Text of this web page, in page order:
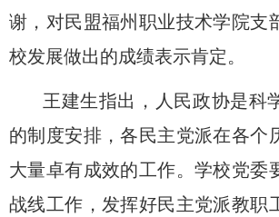
谢，对民盟福州职业技术学院支
校发展做出的成绩表示肯定。
王建生指出，人民政协是科
的制度安排，各民主党派在各个
大量卓有成效的工作。学校党委
战线工作，发挥好民主党派教职